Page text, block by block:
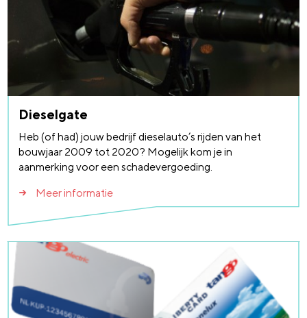
Dieselgate
Heb (of had) jouw bedrijf dieselauto’s rijden van het
bouwjaar 2009 tot 2020? Mogelijk kom je in
aanmerking voor een schadevergoeding.
Meer informatie